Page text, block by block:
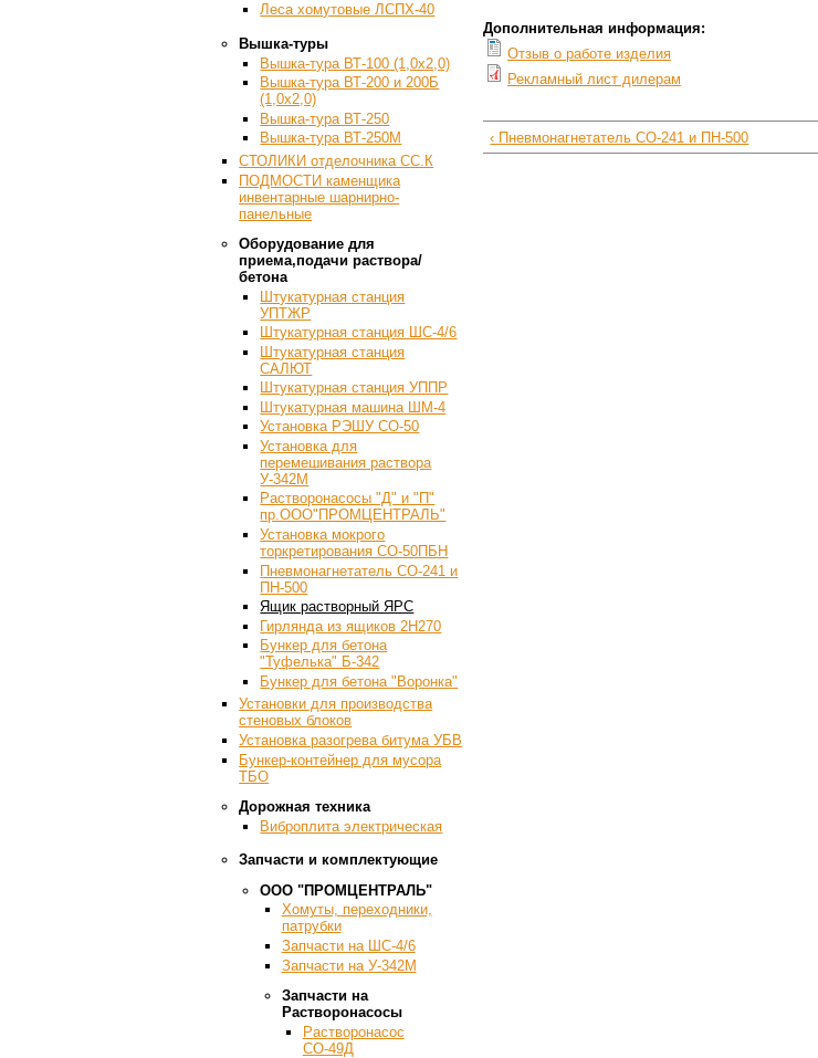
Леса хомутовые ЛСПХ-40
Вышка-туры
Вышка-тура ВТ-100 (1,0х2,0)
Вышка-тура ВТ-200 и 200Б
(1,0х2,0)
Вышка-тура ВТ-250
Вышка-тура ВТ-250М
СТОЛИКИ отделочника СС.К
ПОДМОСТИ каменщика
инвентарные шарнирно-
панельные
Оборудование для
приема,подачи раствора/
бетона
Штукатурная станция
УПТЖР
Штукатурная станция ШС-4/6
Штукатурная станция
САЛЮТ
Штукатурная станция УППР
Штукатурная машина ШМ-4
Установка РЭШУ СО-50
Установка для
перемешивания раствора
У-342М
Растворонасосы "Д" и "П"
пр.ООО"ПРОМЦЕНТРАЛЬ"
Установка мокрого
торкретирования СО-50ПБН
Пневмонагнетатель СО-241 и
ПН-500
Ящик растворный ЯРС
Гирлянда из ящиков 2Н270
Бункер для бетона
"Туфелька" Б-342
Бункер для бетона "Воронка"
Установки для производства
стеновых блоков
Установка разогрева битума УБВ
Бункер-контейнер для мусора
ТБО
Дорожная техника
Виброплита электрическая
Запчасти и комплектующие
ООО "ПРОМЦЕНТРАЛЬ"
Хомуты, переходники,
патрубки
Запчасти на ШС-4/6
Запчасти на У-342М
Запчасти на
Растворонасосы
Растворонасос
СО-49Д
Дополнительная информация:
Отзыв о работе изделия
Рекламный лист дилерам
‹ Пневмонагнетатель СО-241 и ПН-500